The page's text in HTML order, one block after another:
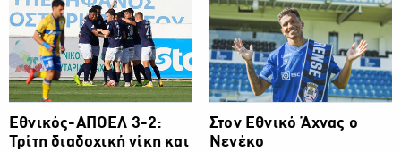
ΠΡΩΤΑΘΛΗΜΑ CYTA
Εθνικός-ΑΠΟΕΛ 3-2:
Τρίτη διαδοχική νίκη και
ΠΡΩΤΑΘΛΗΜΑ CYTA
Στον Εθνικό Άχνας ο
Νενέκο